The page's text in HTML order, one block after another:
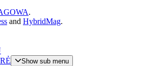
.
and HybridMag.
Show sub menu